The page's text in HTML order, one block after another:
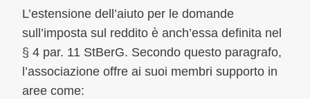
L’estensione dell’aiuto per le domande
sull’imposta sul reddito è anch’essa definita nel
§ 4 par. 11 StBerG. Secondo questo paragrafo,
l’associazione offre ai suoi membri supporto in
aree come: